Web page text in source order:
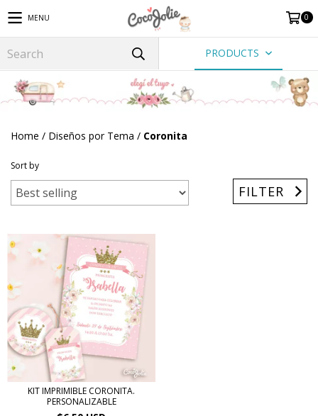
MENU 0
PRODUCTS
Home / Diseños por Tema / Coronita
Sort by
FILTER
KIT IMPRIMIBLE CORONITA.
PERSONALIZABLE